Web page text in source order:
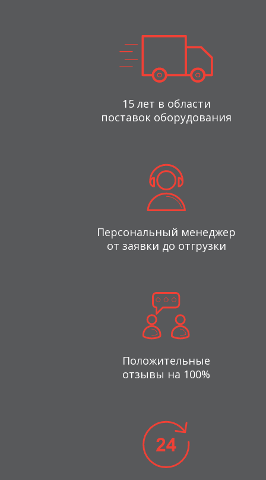
15 лет в области
поставок оборудования
Персональный менеджер
от заявки до отгрузки
Положительные
отзывы на 100%